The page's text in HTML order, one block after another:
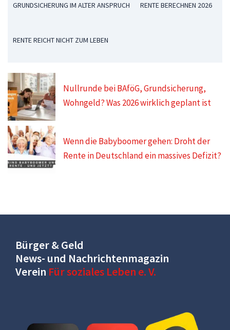
GRUNDSICHERUNG IM ALTER ANSPRUCH RENTE BERECHNEN 2026
RENTE REICHT NICHT ZUM LEBEN
Nullrunde bei BAföG, Grundsicherung,
Wohngeld? Was 2026 wirklich geplant ist
Wenn die Babyboomer gehen: Droht der
Rente in Deutschland ein massives Defizit?
Bürger & Geld
News- und Nachrichtenmagazin
Verein Für soziales Leben e. V.